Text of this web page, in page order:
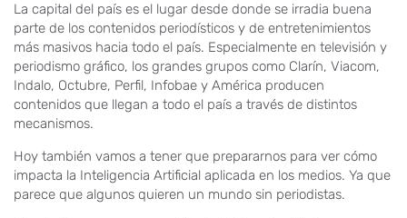
La capital del país es el lugar desde donde se irradia buena
parte de los contenidos periodísticos y de entretenimientos
más masivos hacia todo el país. Especialmente en televisión y
periodismo gráfico, los grandes grupos como Clarín, Viacom,
Indalo, Octubre, Perfil, Infobae y América producen
contenidos que llegan a todo el país a través de distintos
mecanismos.
Hoy también vamos a tener que prepararnos para ver cómo
impacta la Inteligencia Artificial aplicada en los medios. Ya que
parece que algunos quieren un mundo sin periodistas.